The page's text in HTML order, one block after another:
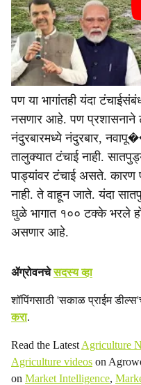
पण या भागांतही यंदा
नसणार आहे. पण प्रशासनाने
नंदुरबारमध्ये नंदुरबार,
तालुक्यात टंचाई नाही.
पाड्यांवर टंचाई असते. कारण
नाही. ते वाहून जाते. यंदा
धुळे भागात १०० टक्के भरले
असणार आहे.
ॲग्रोवनचेसदस्य व्हा
शॉपिंगसाठी 'सकाळ प्राईम
करा.
Read the Latest Agriculture
Agriculture videos on
on Market Intelligence,